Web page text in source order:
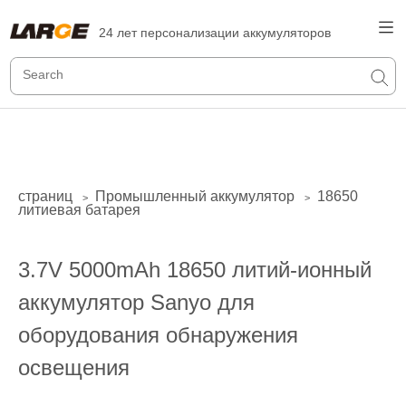
24 лет персонализации аккумуляторов
страниц > Промышленный аккумулятор >
18650
литиевая батарея
3.7V 5000mAh 18650 литий-ионный
аккумулятор Sanyo для
оборудования обнаружения
освещения